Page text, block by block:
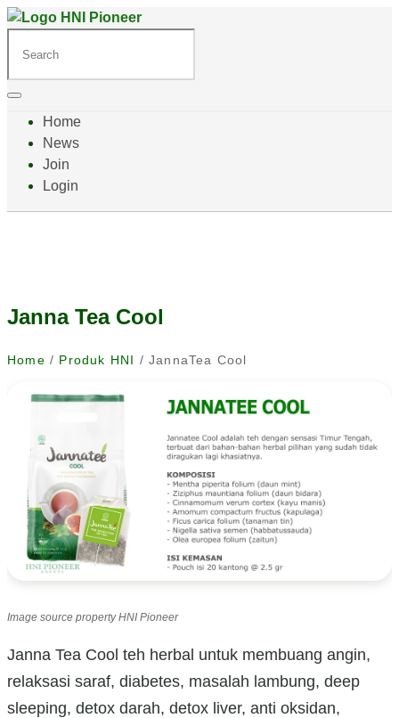
Home
News
Join
Login
Janna Tea Cool
Home / Produk HNI / JannaTea Cool
Image source property HNI Pioneer
Janna Tea Cool teh herbal untuk membuang angin,
relaksasi saraf, diabetes, masalah lambung, deep
sleeping, detox darah, detox liver, anti oksidan,